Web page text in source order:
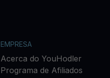
EMPRESA
Acerca do YouHodler
Programa de Afiliados